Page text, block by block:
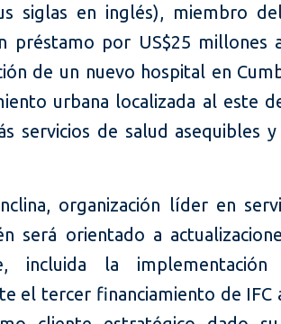
siglas en inglés), miembro
préstamo por US$25 millones
de un nuevo hospital en
urbana localizada al este
servicios de salud asequibles
organización líder en
será orientado a
incluida la
el tercer financiamiento de IFC